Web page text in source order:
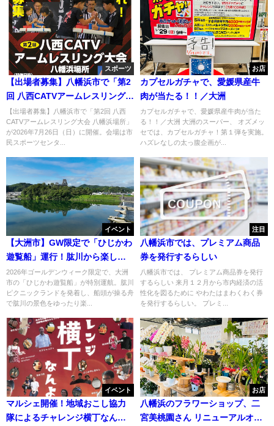
スポーツ
【出場者募集】八幡浜市で「第2
回 八西CATVアームレスリング大
会 八幡浜場所」7月26日開催！
腕自慢集まれ
【出場者募集】八幡浜市で「第2回 八西
CATVアームレスリング大会 八幡浜場所」
が2026年7月26日（日）に開催。会場は市
民スポーツセンタ...
お店
カプセルガチャで、愛媛県産牛
肉が当たる！！／大洲
カプセルガチャで、愛媛県産牛肉が当た
る！！／大洲 大洲のスーパー、 オズメッ
セでは、カプセルガチャ！第１弾を実施。
ハズレなしの太っ腹企画が...
イベント
【大洲市】GW限定で「ひじかわ
遊覧船」運行！肱川から楽しむ
城下町の特別な時間
2026年ゴールデンウィーク限定で、大洲
市の「ひじかわ遊覧船」が特別運航。肱川
ピクニックランドを発着し、船頭が操る舟
で肱川の景色をゆったり楽...
注目
八幡浜市では、プレミアム商品
券を発行するらしい
八幡浜市では、 プレミアム商品券を発行
するらしい 来月１２月から市内経済の活
性化を図るために やわたはまわくわく券
を発行するらしい。 プレミ...
イベント
マルシェ開催！地域おこし協力
隊によるチャレンジ横丁なんよ
お店
八幡浜のフラワーショップ、二
宮美桃園さん リニューアルオー